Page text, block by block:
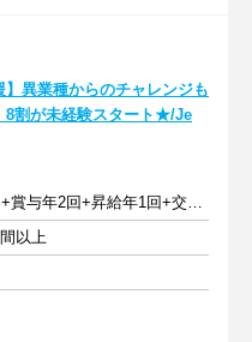
】異業種からのチャレンジも
割が未経験スタート★/Je
月給28～45.1万円+賞与年2回+昇給年1回+交通費全額
以上